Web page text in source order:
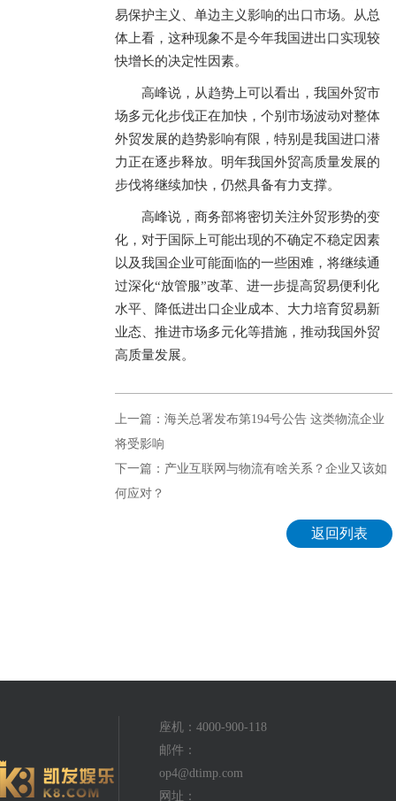
易保护主义、单边主义影响的出口市场。从总
体上看，这种现象不是今年我国进出口实现较
快增长的决定性因素。
高峰说，从趋势上可以看出，我国外贸市
场多元化步伐正在加快，个别市场波动对整体
外贸发展的趋势影响有限，特别是我国进口潜
力正在逐步释放。明年我国外贸高质量发展的
步伐将继续加快，仍然具备有力支撑。
高峰说，商务部将密切关注外贸形势的变
化，对于国际上可能出现的不确定不稳定因素
以及我国企业可能面临的一些困难，将继续通
过深化“放管服”改革、进一步提高贸易便利化
水平、降低进出口企业成本、大力培育贸易新
业态、推进市场多元化等措施，推动我国外贸
高质量发展。
上一篇：海关总署发布第194号公告 这类物流企业
将受影响
下一篇：产业互联网与物流有啥关系？企业又该如
何应对？
返回列表
座机：4000-900-118
邮件：
op4@dtimp.com
网址：